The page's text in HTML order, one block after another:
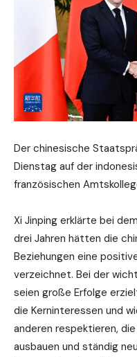
Der chinesische
Dienstag auf der
französischen
Xi Jinping erklärte bei
drei Jahren hätten die
Beziehungen eine
verzeichnet. Bei der
seien große Erfolge
die Kerninteressen und
anderen respektieren,
ausbauen und ständig